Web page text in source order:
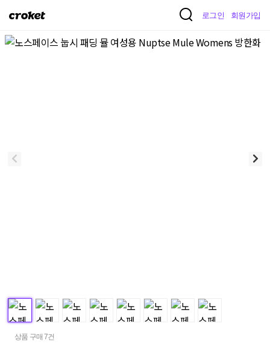
크
켓
로그인 회원가입
상품 구매 7건